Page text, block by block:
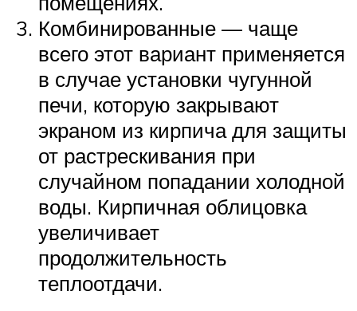
Комбинированные — чаще
всего этот вариант применяется
в случае установки чугунной
печи, которую закрывают
экраном из кирпича для защиты
от растрескивания при
случайном попадании холодной
воды. Кирпичная облицовка
увеличивает
продолжительность
теплоотдачи.